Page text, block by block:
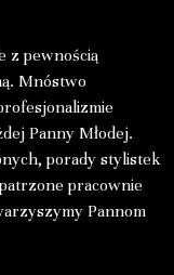
z pewnością
Mnóstwo
Panny Młodej.
porady stylistek
pracownie
Pannom